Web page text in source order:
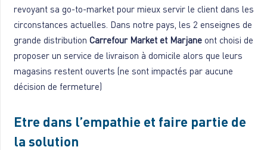
revoyant sa go-to-market pour mieux servir le client dans les
circonstances actuelles. Dans notre pays, les 2 enseignes de
grande distribution Carrefour Market et Marjaneont choisi de
proposer un service de livraison à domicile alors que leurs
magasins restent ouverts (ne sont impactés par aucune
décision de fermeture)
Etre dans l’empathie et faire partie de
la solution